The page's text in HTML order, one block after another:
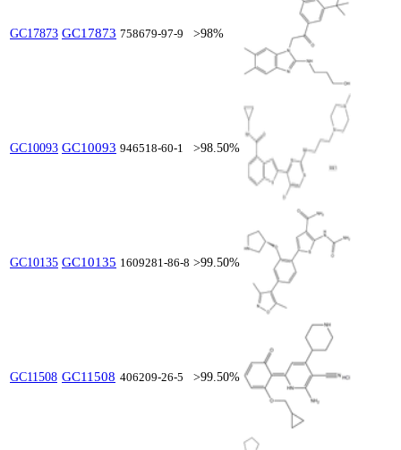
GC17873 GC17873 758679-97-9 >98%
GC10093 GC10093 946518-60-1 >98.50%
GC10135 GC10135 1609281-86-8 >99.50%
GC11508 GC11508 406209-26-5 >99.50%